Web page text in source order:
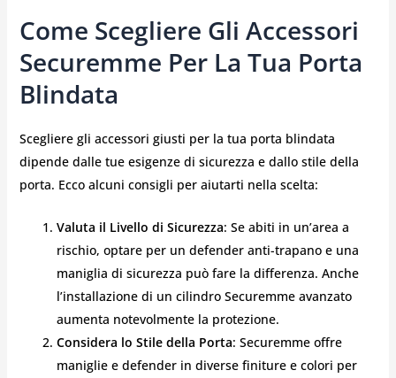
Come Scegliere Gli Accessori
Securemme Per La Tua Porta
Blindata
Scegliere gli accessori giusti per la tua porta blindata
dipende dalle tue esigenze di sicurezza e dallo stile della
porta. Ecco alcuni consigli per aiutarti nella scelta:
Valuta il Livello di Sicurezza: Se abiti in un’area a
rischio, optare per un defender anti-trapano e una
maniglia di sicurezza può fare la differenza. Anche
l’installazione di un cilindro Securemme avanzato
aumenta notevolmente la protezione.
Considera lo Stile della Porta: Securemme offre
maniglie e defender in diverse finiture e colori per